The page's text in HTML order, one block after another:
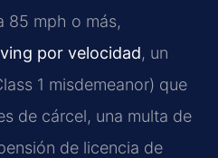
85 mph o más,
por velocidad, un
1 misdemeanor) que
de cárcel, una multa de
de licencia de